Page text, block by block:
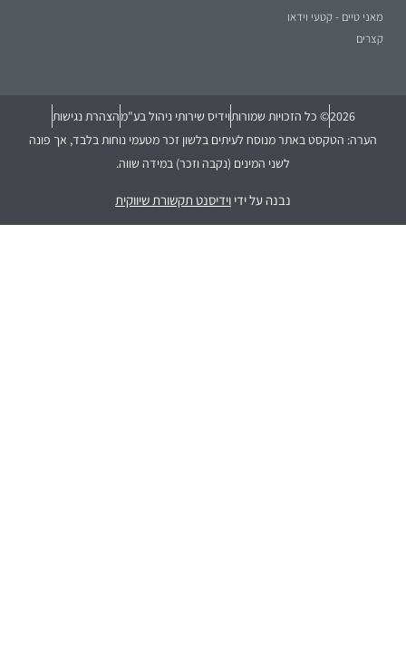
מאני טיים - קטעי וידאו
קצרים
2026© כל הזכויות שמורותוידיס שירותי ניהול בע"מהצהרת נגישות
הערה: הטקסט באתר מנוסח לעיתים בלשון זכר מטעמי נוחות בלבד, אך פונה
לשני המינים (נקבה וזכר) במידה שווה.
נבנה על ידי וידיסנט תקשורת שיווקית